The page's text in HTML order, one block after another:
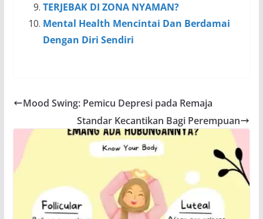
TERJEBAK DI ZONA NYAMAN?
Mental Health Mencintai Dan Berdamai
Dengan Diri Sendiri
Mood Swing: Pemicu Depresi pada Remaja
Standar Kecantikan Bagi Perempuan